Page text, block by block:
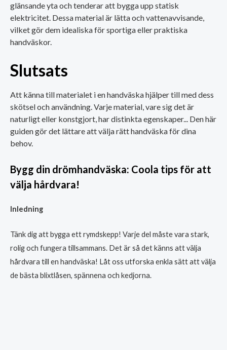
glänsande yta och tenderar att bygga upp statisk
elektricitet. Dessa material är lätta och vattenavvisande,
vilket gör dem idealiska för sportiga eller praktiska
handväskor.
Slutsats
Att känna till materialet i en handväska hjälper till med dess
skötsel och användning. Varje material, vare sig det är
naturligt eller konstgjort, har distinkta egenskaper... Den här
guiden gör det lättare att välja rätt handväska för dina
behov.
Bygg din drömhandväska: Coola tips för att
välja hårdvara!
Inledning
Tänk dig att bygga ett rymdskepp! Varje del måste vara stark,
rolig och fungera tillsammans. Det är så det känns att välja
hårdvara till en handväska! Låt oss utforska enkla sätt att välja
de bästa blixtlåsen, spännena och kedjorna.